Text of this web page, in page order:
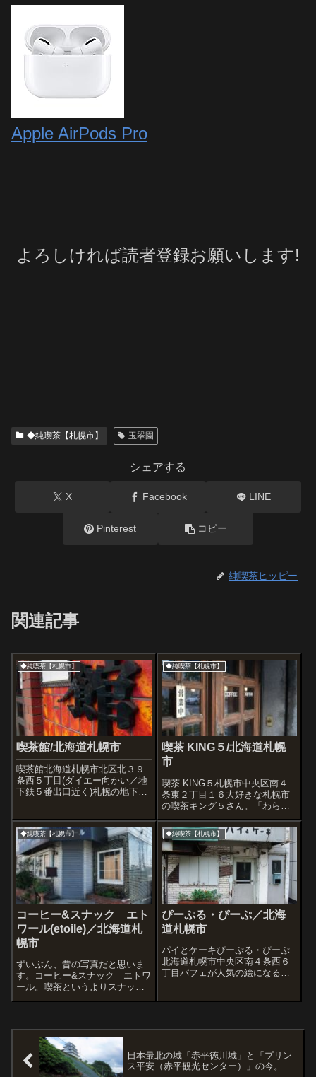
Apple AirPods Pro
よろしければ読者登録お願いします!
◆純喫茶【札幌市】 玉翠園
シェアする
X Facebook LINE
Pinterest コピー
純喫茶ヒッピー
関連記事
◆純喫茶【札幌市】
喫茶館/北海道札幌市
喫茶館北海道札幌市北区北３９
条西５丁目(ダイエー向かい／地
下鉄５番出口近く)札幌の地下鉄
繁華街として知られています。
麻生には昔からダイエー(いまは
イオンです)があって、そのほと
んど向か...
◆純喫茶【札幌市】
喫茶 KING５/北海道札幌
市
喫茶 KING５札幌市中央区南４
条東２丁目１６大好きな札幌市
の喫茶キング５さん。「わら
び」「マーキュリー」「ミカ
ド」「チェリー」とともに、失
いたくない喫茶。レスカで一服
です。<前回記事>
◆純喫茶【札幌市】
コーヒー&スナック エト
ワール(etoile)／北海道札
幌市
ずいぶん、昔の写真だと思いま
す。コーヒー&スナック エトワ
ール。喫茶というよりスナッ
ク・バーでした。お昼もやって
ライフ』があります。ビビッ
ド・ライフには2/23に行きまし
た。1Fの引き...
◆純喫茶【札幌市】
ぴーぷる・ぴーぷ／北海
道札幌市
パイとケーキぴーぷる・ぴーぷ
北海道札幌市中央区南４条西６
丁目パフェが人気の絵になるお
てる各種ルールがユニーク。
日本最北の城「赤平徳川城」と「プリン
ス平安（赤平観光センター）」の今。